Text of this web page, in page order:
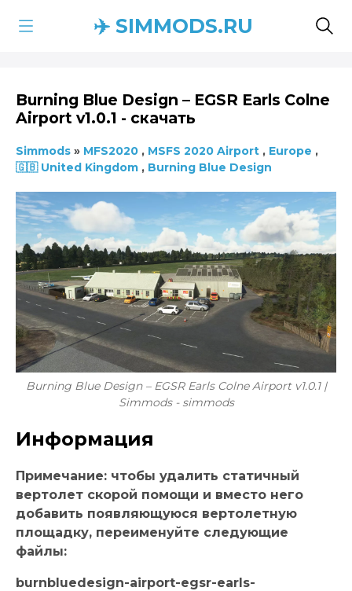
✈️ SIMMODS.RU
Burning Blue Design – EGSR Earls Colne
Airport v1.0.1 - скачать
Simmods » MFS2020 , MSFS 2020 Airport , Europe ,
🇬🇧 United Kingdom , Burning Blue Design
Burning Blue Design – EGSR Earls Colne Airport v1.0.1 |
Simmods - simmods
Информация
Примечание: чтобы удалить статичный
вертолет скорой помощи и вместо него
добавить появляющуюся вертолетную
площадку, переименуйте следующие
файлы:
burnbluedesign-airport-egsr-earls-